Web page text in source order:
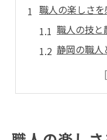
職人の楽しさ
職人の技と
静岡の職人
職人と出
静岡市で